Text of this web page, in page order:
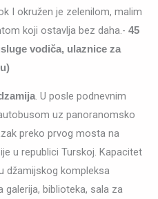
I okružen je zelenilom, malim
koji ostavlja bez daha.- 45
vodiča, ulaznice za
. U posle podnevnim
uz panoranomsko
preko prvog mosta na
u republici Turskoj. Kapacitet
džamijskog kompleksa
galerija, biblioteka, sala za